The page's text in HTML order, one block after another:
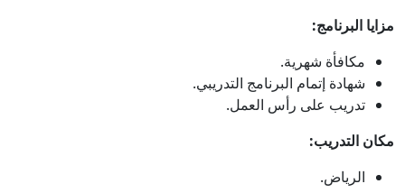
مزايا البرنامج:
مكافأة شهرية.
شهادة إتمام البرنامج التدريبي.
تدريب على رأس العمل.
مكان التدريب:
الرياض.